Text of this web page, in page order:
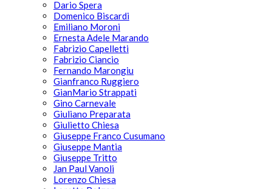
Dario Spera
Domenico Biscardi
Emiliano Moroni
Ernesta Adele Marando
Fabrizio Capelletti
Fabrizio Ciancio
Fernando Marongiu
Gianfranco Ruggiero
GianMario Strappati
Gino Carnevale
Giuliano Preparata
Giulietto Chiesa
Giuseppe Franco Cusumano
Giuseppe Mantia
Giuseppe Tritto
Jan Paul Vanoli
Lorenzo Chiesa